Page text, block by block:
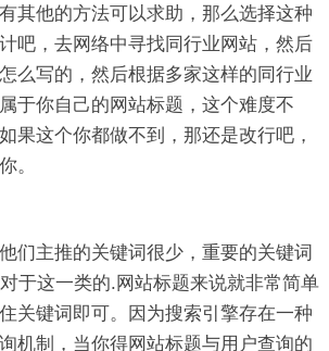
其他的方法可以求助，那么选择这种
吧，去网络中寻找同行业网站，然后
么写的，然后根据多家这样的同行业
于你自己的网站标题，这个难度不
果这个你都做不到，那还是改行吧，
。
们主推的关键词很少，重要的关键词
于这一类的.网站标题来说就非常简单
关键词即可。因为搜索引擎存在一种
机制，当你得网站标题与用户查询的